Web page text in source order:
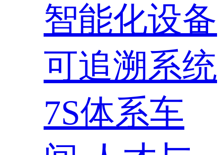
智能化设备
可追溯系统
7S体系车